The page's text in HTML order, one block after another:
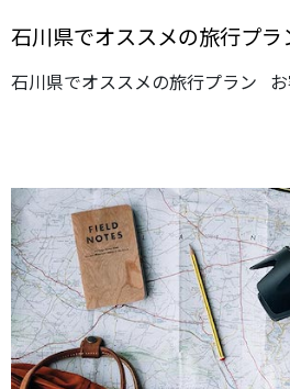
石川県でオススメの旅行プラ
石川県でオススメの旅行プラン